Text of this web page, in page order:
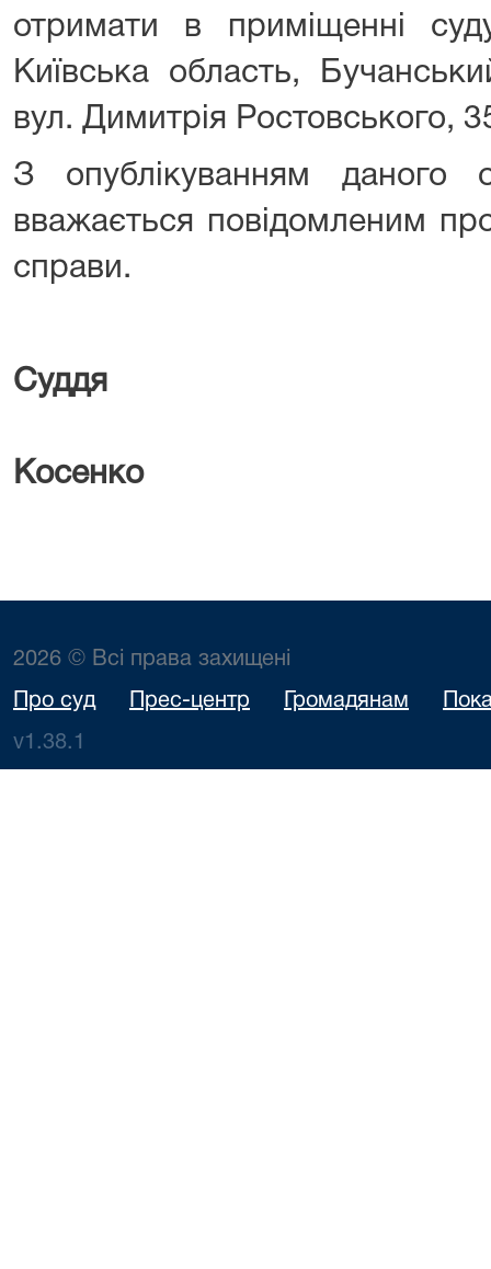
отримати в приміщенні
Київська область,
вул. Димитрія Ростовського,
З опублікуванням даного
вважається повідомленим
справи.
Суддя
Косенко
2026 © Всі права захищені
Про суд Прес-центр Громадянам
v1.38.1